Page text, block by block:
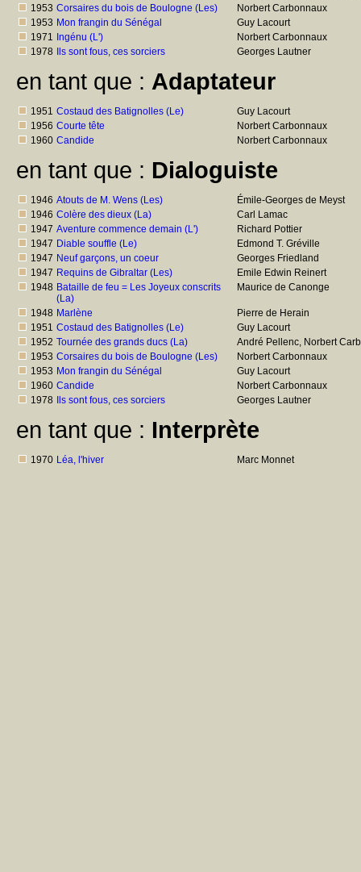
1953 Corsaires du bois de Boulogne (Les)
Norbert Carbonnaux
1953 Mon frangin du Sénégal
Guy Lacourt
1971 Ingénu (L')
Norbert Carbonnaux
1978
Ils sont fous, ces sorciers Georges Lautner
en tant que : Adaptateur
1951 Costaud des Batignolles (Le)
Guy Lacourt
1956 Courte tête
Norbert Carbonnaux
1960 Candide Norbert Carbonnaux
en tant que : Dialoguiste
1946 Atouts de M. Wens (Les)
Émile-Georges de Meyst
1946 Colère des dieux (La)
Carl Lamac
1947 Aventure commence demain (L')
Richard Pottier
1947 Diable souffle (Le)
Edmond T. Gréville
1947 Neuf garçons, un coeur
Georges Friedland
1947 Requins de Gibraltar (Les)
Emile Edwin Reinert
1948 Bataille de feu = Les Joyeux conscrits
(La)
Maurice de Canonge
1948 Marlène
Pierre de Herain
1951 Costaud des Batignolles (Le)
Guy Lacourt
1952 Tournée des grands ducs (La)
André Pellenc, Norbert
1953 Corsaires du bois de Boulogne (Les)
Norbert Carbonnaux
1953 Mon frangin du Sénégal
Guy Lacourt
1960 Candide
Norbert Carbonnaux
1978
Ils sont fous, ces sorciers Georges Lautner
en tant que : Interprète
1970 Léa, l'hiver Marc Monnet